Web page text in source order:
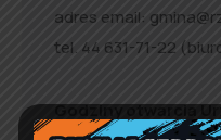
adres email:
tel. 44 631-71-22
Godziny otwarcia